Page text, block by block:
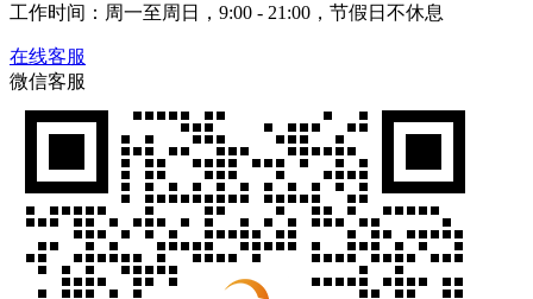
工作时间：周一至周日，9:00 - 21:00，节假日不休息
在线客服
微信客服